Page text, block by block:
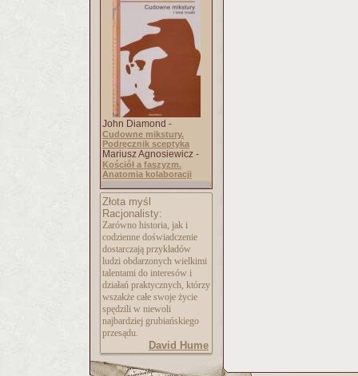
John Diamond -
Cudowne mikstury.
Podręcznik sceptyka
Mariusz Agnosiewicz -
Kościół a faszyzm.
Anatomia kolaboracji
Złota myśl
Racjonalisty:
Zarówno historia, jak i
codzienne doświadczenie
dostarczają przykładów
ludzi obdarzonych wielkimi
talentami do interesów i
działań praktycznych, którzy
wszakże całe swoje życie
spędzili w niewoli
najbardziej grubiańskiego
przesądu.
David Hume